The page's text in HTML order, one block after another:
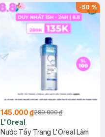
-50%
145.000 ₫289.000 ₫
L'Oreal
Nước Tẩy Trang L'Oreal Làm